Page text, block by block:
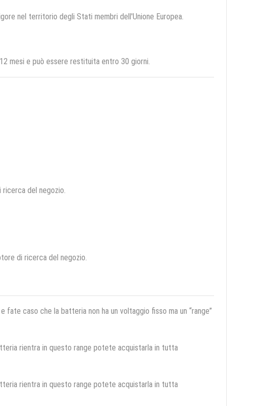
nel territorio degli Stati membri dell'Unione Europea.
mesi e può essere restituita entro 30 giorni.
del negozio.
di ricerca del negozio.
caso che la batteria non ha un voltaggio fisso ma un “range”
rientra in questo range potete acquistarla in tutta
rientra in questo range potete acquistarla in tutta